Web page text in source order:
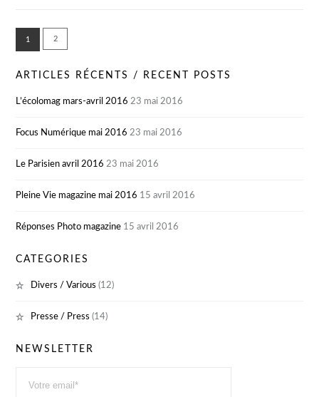
1 2
ARTICLES RÉCENTS / RECENT POSTS
L’écolomag mars-avril 2016 23 mai 2016
Focus Numérique mai 2016 23 mai 2016
Le Parisien avril 2016 23 mai 2016
Pleine Vie magazine mai 2016 15 avril 2016
Réponses Photo magazine 15 avril 2016
CATEGORIES
Divers / Various (12)
Presse / Press (14)
NEWSLETTER